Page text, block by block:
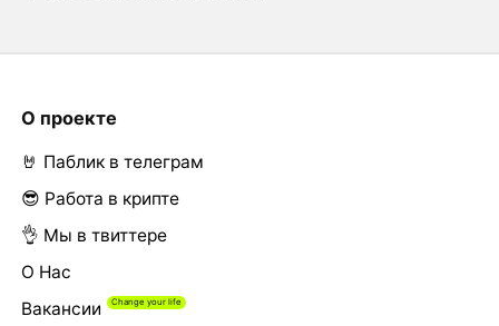
О проекте
🤘 Паблик в телеграм
😎 Работа в крипте
👌 Мы в твиттере
О Нас
Вакансии